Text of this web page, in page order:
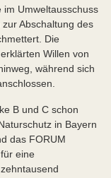
Umweltausschuss
Abschaltung des
Die
Willen von
während sich
B und C schon
in Bayern
das FORUM
eine